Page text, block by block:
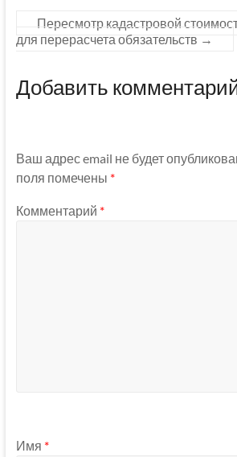
Пересмотр кадастровой
для перерасчета обязательств →
Добавить
Ваш адрес email не будет
поля помечены *
Комментарий *
Имя *